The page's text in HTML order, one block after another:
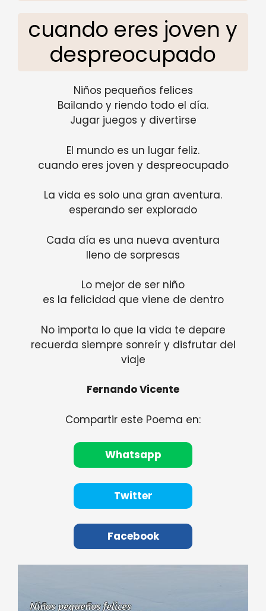
cuando eres joven y
despreocupado
Niños pequeños felices
Bailando y riendo todo el día.
Jugar juegos y divertirse
El mundo es un lugar feliz.
cuando eres joven y despreocupado
La vida es solo una gran aventura.
esperando ser explorado
Cada día es una nueva aventura
lleno de sorpresas
Lo mejor de ser niño
es la felicidad que viene de dentro
No importa lo que la vida te depare
recuerda siempre sonreír y disfrutar del
viaje
Fernando Vicente
Compartir este Poema en:
Whatsapp
Twitter
Facebook